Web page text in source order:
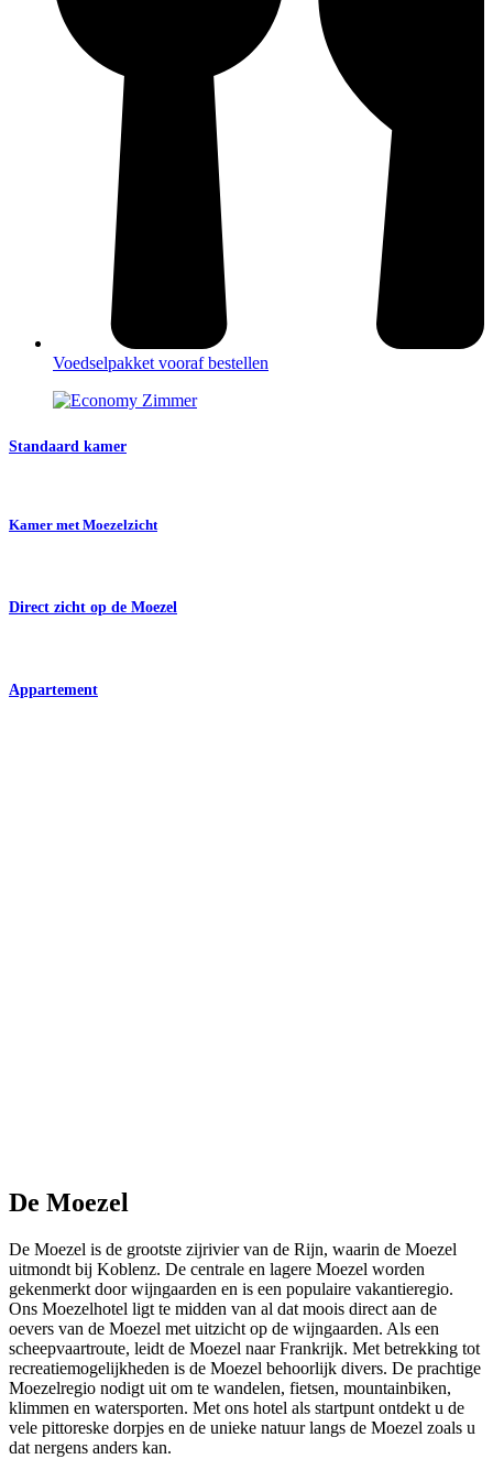
Voedselpakket vooraf bestellen
Standaard kamer
Kamer met Moezelzicht
Direct zicht op de Moezel
Appartement
De Moezel
De Moezel is de grootste zijrivier van de Rijn, waarin de Moezel
uitmondt bij Koblenz. De centrale en lagere Moezel worden
gekenmerkt door wijngaarden en is een populaire vakantieregio.
Ons Moezelhotel ligt te midden van al dat moois direct aan de
oevers van de Moezel met uitzicht op de wijngaarden. Als een
scheepvaartroute, leidt de Moezel naar Frankrijk. Met betrekking tot
recreatiemogelijkheden is de Moezel behoorlijk divers. De prachtige
Moezelregio nodigt uit om te wandelen, fietsen, mountainbiken,
klimmen en watersporten. Met ons hotel als startpunt ontdekt u de
vele pittoreske dorpjes en de unieke natuur langs de Moezel zoals u
dat nergens anders kan.